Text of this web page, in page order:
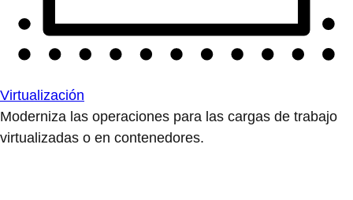
Virtualización
Moderniza las operaciones para las cargas de trabajo
virtualizadas o en contenedores.